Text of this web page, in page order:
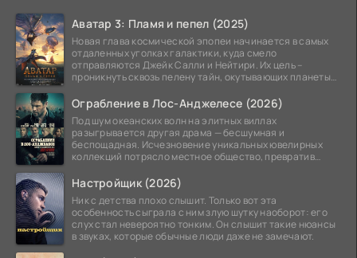
Аватар 3: Пламя и пепел (2025)
Новая глава космической эпопеи начинается в самых
отдаленных уголках галактики, куда смело
отправляются Джейк Салли и Нейтири. Их цель –
проникнуть сквозь пелену тайн, окутывающих планеты
Ограбление в Лос-Анджелесе (2026)
Под шум океанских волн на элитных виллах
разыгрывается другая драма — бесшумная и
беспощадная. Исчезновение уникальных ювелирных
коллекций потрясло местное общество, превратив
Настройщик (2026)
Ник с детства плохо слышит. Только вот эта
особенность сыграла с ним злую шутку наоборот: его
слух стал невероятно тонким. Он слышит такие нюансы
в звуках, которые обычные люди даже не замечают.